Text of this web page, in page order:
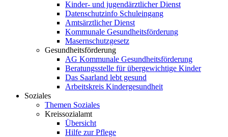
Kinder- und jugendärztlicher Dienst
Datenschutzinfo Schuleingang
Amtsärztlicher Dienst
Kommunale Gesundheitsförderung
Masernschutzgesetz
Gesundheitsförderung
AG Kommunale Gesundheitsförderung
Beratungsstelle für übergewichtige Kinder
Das Saarland lebt gesund
Arbeitskreis Kindergesundheit
Soziales
Themen Soziales
Kreissozialamt
Übersicht
Hilfe zur Pflege